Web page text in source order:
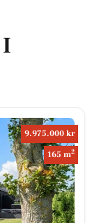
9.975.000 kr
165 m2